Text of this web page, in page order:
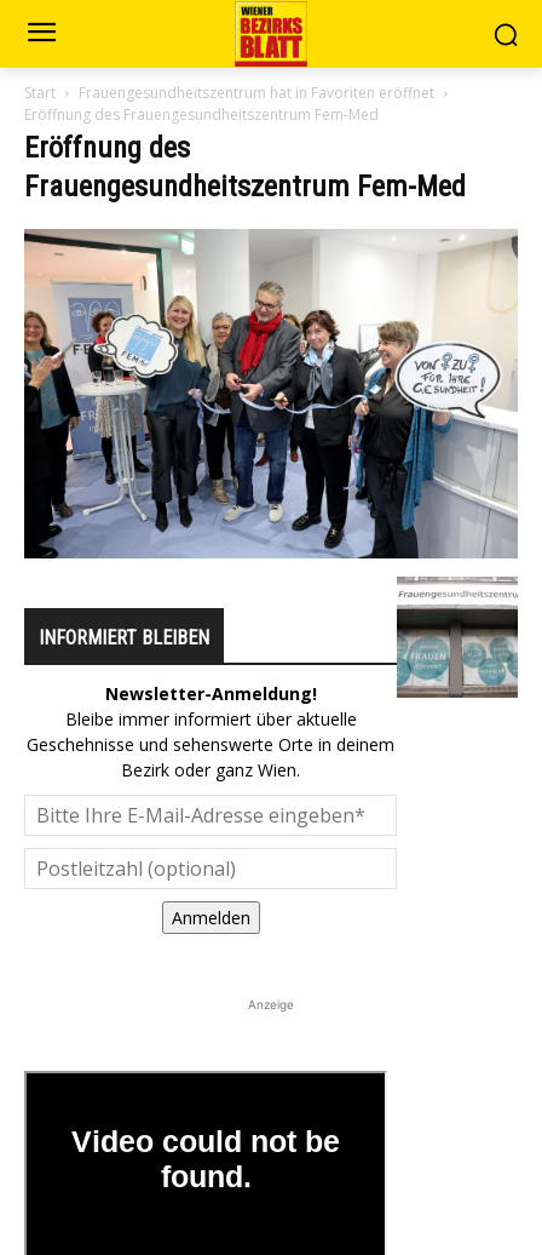
Start
Frauengesundheitszentrum hat in Favoriten eröffnet
Eröffnung des Frauengesundheitszentrum Fem-Med
Eröffnung des
Frauengesundheitszentrum Fem-Med
INFORMIERT BLEIBEN
Newsletter-Anmeldung!
Bleibe immer informiert über aktuelle
Geschehnisse und sehenswerte Orte in deinem
Bezirk oder ganz Wien.
Anmelden
Anzeige